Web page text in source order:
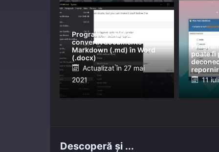
Program gratuit pentru
convertit documente
Markdown (.md) în Word
(.docx)
Posted
on
Actualizat în 27 mai
2021
poate fi
11
Descoperă și ...